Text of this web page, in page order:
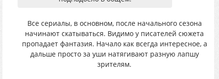
Все сериалы, в основном, после начального сезона
начинают скатываться. Видимо у писателей сюжета
пропадает фантазия. Начало как всегда интересное, а
дальше просто за уши натягивают разную лапшу
зрителям.